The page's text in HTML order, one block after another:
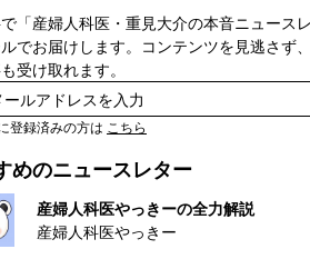
「産婦人科医・重見大介の本音ニュース
でお届けします。コンテンツを見逃さず
受け取れます。
登録済みの方は こちら
めのニュースレター
産婦人科医やっきーの全力解説
産婦人科医やっきー